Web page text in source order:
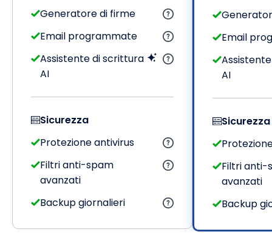
Generatore di firme
Email programmate
Assistente di scrittura
AI
Sicurezza
Protezione antivirus
Filtri anti-spam
avanzati
Backup giornalieri
Email
AI
Sicurezza
Filtri anti-
avanzati
Backup